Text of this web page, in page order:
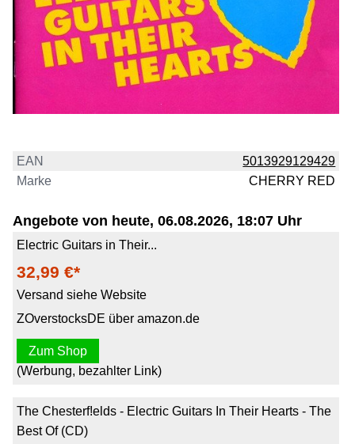
EAN
5013929129429
Marke
CHERRY RED
Angebote von heute, 06.08.2026, 18:07 Uhr
Electric Guitars in Their...
32,99 €*
Versand siehe Website
ZOverstocksDE über amazon.de
Zum Shop
(Werbung, bezahlter Link)
The Chesterf!elds - Electric Guitars In Their Hearts - The
Best Of (CD)